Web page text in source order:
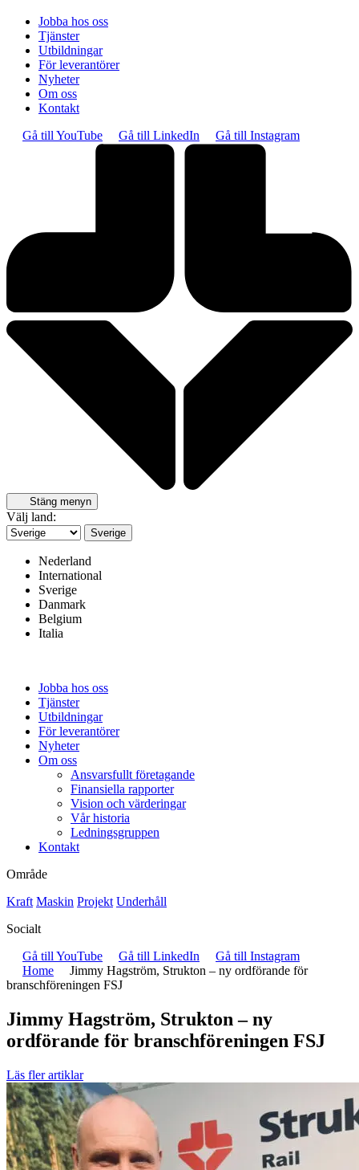
Jobba hos oss
Tjänster
Utbildningar
För leverantörer
Nyheter
Om oss
Kontakt
Gå till YouTube
Gå till LinkedIn Gå till Instagram
Stäng menyn
Välj land:
Sverige
Nederland
International
Sverige
Danmark
Belgium
Italia
Jobba hos oss
Tjänster
Utbildningar
För leverantörer
Nyheter
Om oss
Ansvarsfullt företagande
Finansiella rapporter
Vision och värderingar
Vår historia
Ledningsgruppen
Kontakt
Område
Kraft Maskin Projekt Underhåll
Socialt
Gå till YouTube
Gå till LinkedIn
Gå till Instagram
Home
Jimmy Hagström, Strukton – ny ordförande för
branschföreningen FSJ
Jimmy Hagström, Strukton – ny
ordförande för branschföreningen FSJ
Läs fler artiklar